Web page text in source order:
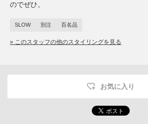
のでぜひ。
SLOW 別注 百名品
» このスタッフの他のスタイリングを見る
お気に入り